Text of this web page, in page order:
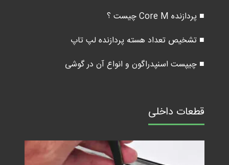
■ پردازنده Core M چیست ؟
■ تشخیص تعداد هسته پردازنده لپ تاپ
■ چیپست اسنپدراگون و انواع آن در گوشی
قطعات داخلی